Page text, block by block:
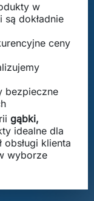
w
dokładnie
ceny
bezpieczne
gąbki,
idealne dla
klienta
wyborze